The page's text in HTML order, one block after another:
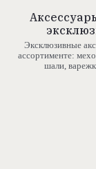
Эксклюзивные
ассортименте:
шали,